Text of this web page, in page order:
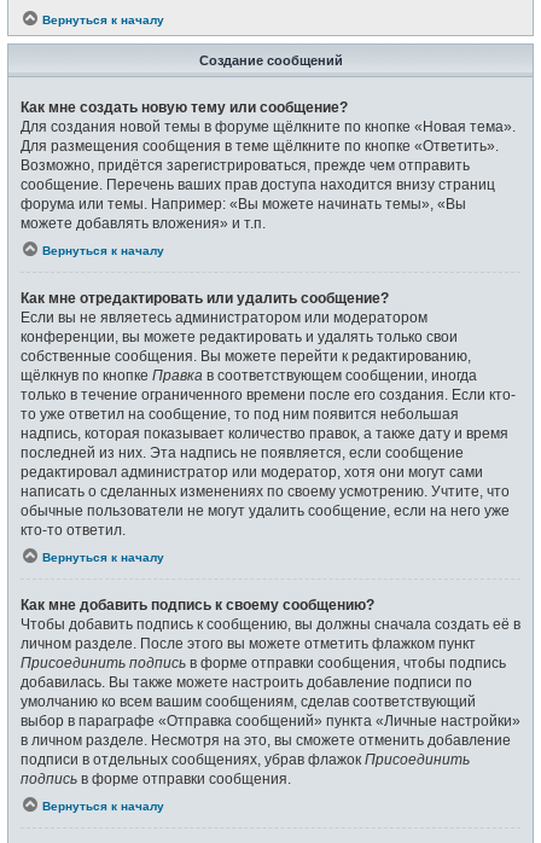
Вернуться к началу
Создание сообщений
Как мне создать новую тему или сообщение?
Для создания новой темы в форуме щёлкните по кнопке «Новая тема».
Для размещения сообщения в теме щёлкните по кнопке «Ответить».
Возможно, придётся зарегистрироваться, прежде чем отправить
сообщение. Перечень ваших прав доступа находится внизу страниц
форума или темы. Например: «Вы можете начинать темы», «Вы
можете добавлять вложения» и т.п.
Вернуться к началу
Как мне отредактировать или удалить сообщение?
Если вы не являетесь администратором или модератором
конференции, вы можете редактировать и удалять только свои
собственные сообщения. Вы можете перейти к редактированию,
щёлкнув по кнопке Правка в соответствующем сообщении, иногда
только в течение ограниченного времени после его создания. Если кто-
то уже ответил на сообщение, то под ним появится небольшая
надпись, которая показывает количество правок, а также дату и время
последней из них. Эта надпись не появляется, если сообщение
редактировал администратор или модератор, хотя они могут сами
написать о сделанных изменениях по своему усмотрению. Учтите, что
обычные пользователи не могут удалить сообщение, если на него уже
кто-то ответил.
Вернуться к началу
Как мне добавить подпись к своему сообщению?
Чтобы добавить подпись к сообщению, вы должны сначала создать её в
личном разделе. После этого вы можете отметить флажком пункт
Присоединить подпись в форме отправки сообщения, чтобы подпись
добавилась. Вы также можете настроить добавление подписи по
умолчанию ко всем вашим сообщениям, сделав соответствующий
выбор в параграфе «Отправка сообщений» пункта «Личные настройки»
в личном разделе. Несмотря на это, вы сможете отменить добавление
подписи в отдельных сообщениях, убрав флажок Присоединить
подпись в форме отправки сообщения.
Вернуться к началу